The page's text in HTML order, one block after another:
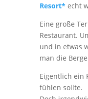
Resort* echt
Eine große
Restaurant.
und in etwas
man die
Eigentlich ein
fühlen sollte.